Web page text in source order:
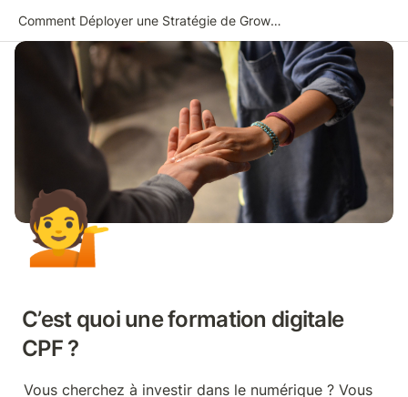
Comment Déployer une Stratégie de Growth Marketing
💁
C’est quoi une formation digitale
CPF ?
Vous cherchez à investir dans le numérique ? Vous